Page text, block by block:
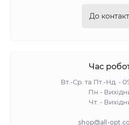
До
Час
Вт.-Ср. та Пт.-Нд. -
Пн -
Чт. -
shop@all-